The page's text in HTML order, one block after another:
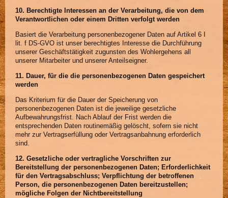
10. Berechtigte Interessen an der Verarbeitung, die von dem
Verantwortlichen oder einem Dritten verfolgt werden
Basiert die Verarbeitung personenbezogener Daten auf Artikel 6 I
lit. f DS-GVO ist unser berechtigtes Interesse die Durchführung
unserer Geschäftstätigkeit zugunsten des Wohlergehens all
unserer Mitarbeiter und unserer Anteilseigner.
11. Dauer, für die die personenbezogenen Daten gespeichert
werden
Das Kriterium für die Dauer der Speicherung von
personenbezogenen Daten ist die jeweilige gesetzliche
Aufbewahrungsfrist. Nach Ablauf der Frist werden die
entsprechenden Daten routinemäßig gelöscht, sofern sie nicht
mehr zur Vertragserfüllung oder Vertragsanbahnung erforderlich
sind.
12. Gesetzliche oder vertragliche Vorschriften zur
Bereitstellung der personenbezogenen Daten; Erforderlichkeit
für den Vertragsabschluss; Verpflichtung der betroffenen
Person, die personenbezogenen Daten bereitzustellen;
mögliche Folgen der Nichtbereitstellung